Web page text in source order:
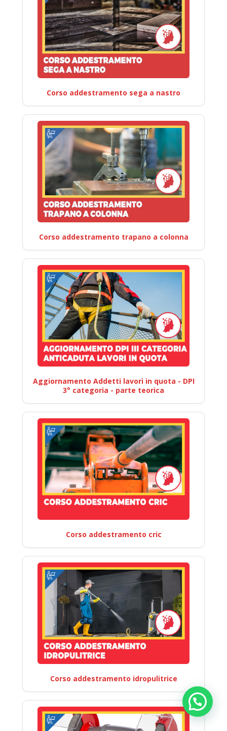
Corso addestramento sega a nastro
Corso addestramento trapano a colonna
Aggiornamento Addetti lavori in quota - DPI
3° categoria - parte teorica
Corso addestramento cric
Corso addestramento idropulitrice